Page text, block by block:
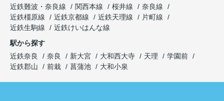
近鉄難波・奈良線
関西本線 桜井線
奈良線
近鉄橿原線
近鉄京都線 近鉄天理線
片町線
近鉄生駒線
近鉄けいはんな線
駅から探す
近鉄奈良
奈良 新大宮 大和西大寺 天理
学園前
近鉄郡山
前栽 菖蒲池 大和小泉